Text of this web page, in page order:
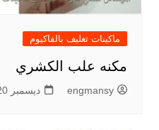
ماكينات تغليف بالفاكيوم
مكنه علب الكشري
engmansy ديسمبر 20, 2021